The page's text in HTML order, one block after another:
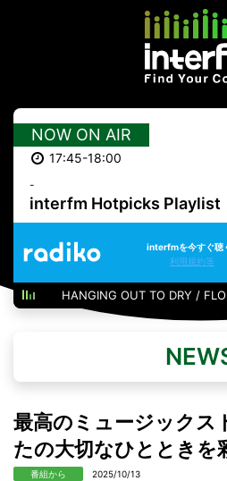
NOW ON AIR
17:45-18:00
-
interfm Hotpicks Playlist
interfmを今すぐ聴
利用規約等
HANGING OUT TO DRY /
最高のミュージックス
たの大切なひとときを
番組から 2025/10/13